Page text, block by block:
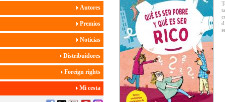
Autores
Premios
Noticias
Distribuidores
Foreign rights
Mi cesta